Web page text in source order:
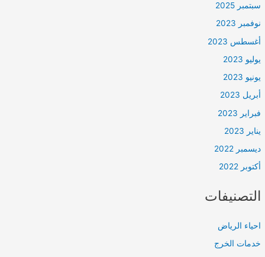
سبتمبر 2025
نوفمبر 2023
أغسطس 2023
يوليو 2023
يونيو 2023
أبريل 2023
فبراير 2023
يناير 2023
ديسمبر 2022
أكتوبر 2022
التصنيفات
احياء الرياض
خدمات الخرج